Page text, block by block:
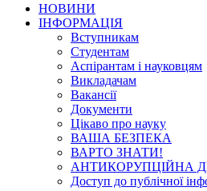
НОВИНИ
ІНФОРМАЦІЯ
Вступникам
Студентам
Аспірантам і науковцям
Викладачам
Вакансії
Документи
Цікаво про науку
ВАША БЕЗПЕКА
ВАРТО ЗНАТИ!
АНТИКОРУПЦІЙНА
Доступ до публічної